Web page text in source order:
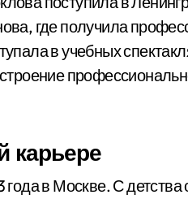
где получила
в учебных
карьере
в Москве. С детства